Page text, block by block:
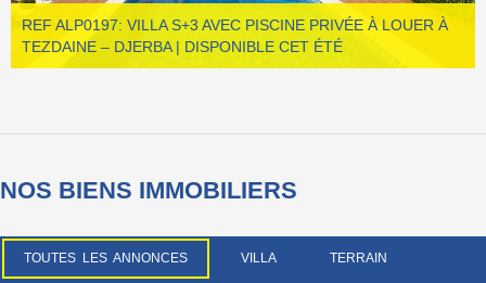
REF ALP0197: VILLA S+3 AVEC PISCINE PRIVÉE À LOUER À
TEZDAINE – DJERBA | DISPONIBLE CET ÉTÉ
NOS BIENS IMMOBILIERS
TOUTES LES ANNONCES VILLA TERRAIN